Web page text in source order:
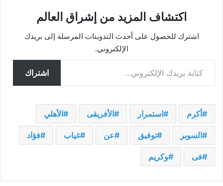
اكتشاف المزيد من إشراق العالم
اشترك للحصول على أحدث التدوينات المرسلة إلى بريدك
الإلكتروني.
كتابة بريدك الإلكتروني...
اشتراك
أكرم استمرار الأفريقى الأهلي
السوبر توفيق عن غياب فؤاد
فى وكريم